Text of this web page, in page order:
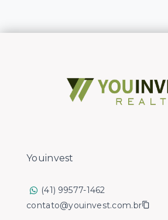
Youinvest
(41) 99577-1462
contato@youinvest.com.br